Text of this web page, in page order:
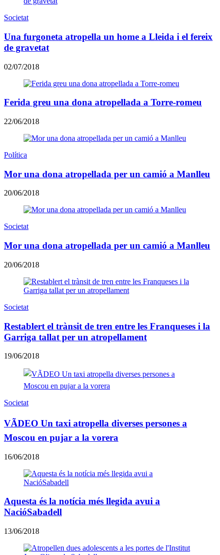
Societat
Una furgoneta atropella un home a Lleida i el fereix
de gravetat
02/07/2018
Ferida greu una dona atropellada a Torre-romeu
22/06/2018
Política
Mor una dona atropellada per un camió a Manlleu
20/06/2018
Societat
Mor una dona atropellada per un camió a Manlleu
20/06/2018
Societat
Restablert el trànsit de tren entre les Franqueses i la
Garriga tallat per un atropellament
19/06/2018
Societat
VÃDEO Un taxi atropella diverses persones a
Moscou en pujar a la vorera
16/06/2018
Aquesta és la notícia més llegida avui a
NacióSabadell
13/06/2018